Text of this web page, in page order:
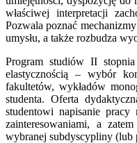
właściwej interpretacji
Pozwala poznać
umysłu, a także rozbudza
Program studiów II
elastycznością – wybór
fakultetów, wykładów
studenta. Oferta
studentowi napisanie
zainteresowaniami, a
wybranej subdyscypliny